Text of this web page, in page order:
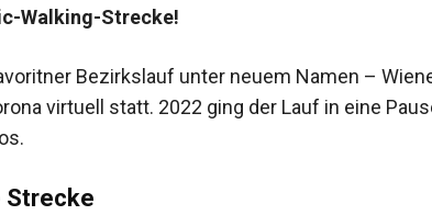
Walking-Strecke!
Bezirkslauf unter neuem Namen –
virtuell statt. 2022 ging der Lauf in eine
Strecke